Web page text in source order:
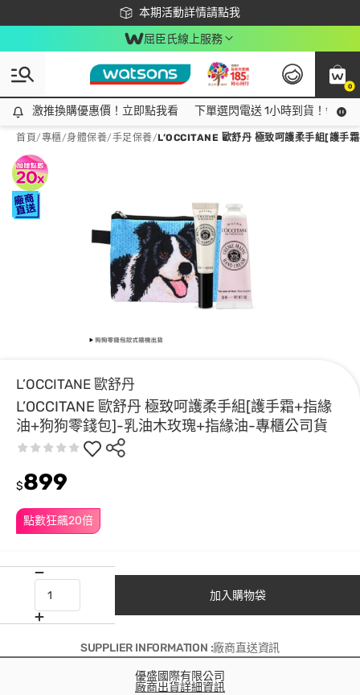
本期活動詳情請點我
下載app最高回饋$350
屈臣氏線上服務
0
激推換購優惠價！立即點我看
激推換購優惠價！立即點我看 下單選閃電送 1小時到貨！領神
首頁/專櫃/身體保養/手足保養/L’OCCITANE 歐舒丹 極致呵護柔手組[護手
L’OCCITANE 歐舒丹
L’OCCITANE 歐舒丹 極致呵護柔手組[護手霜+指緣
油+狗狗零錢包]-乳油木玫瑰+指緣油-專櫃公司貨
點數狂飆20倍
$899
加入購物袋
SUPPLIER INFORMATION :廠商直送資訊
優盛國際有限公司
廠商出貨詳細資訊